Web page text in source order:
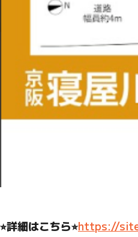
⭐︎詳細はこちら⭐︎https://